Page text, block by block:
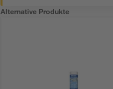
Alternative Produkte